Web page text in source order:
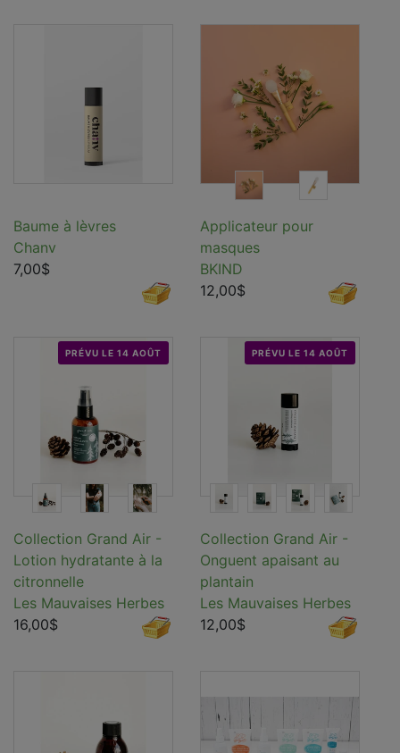
Baume à lèvres
Chanv
7,00$
Applicateur pour
masques
BKIND
12,00$
PRÉVU LE 14 AOÛT
Collection Grand Air -
Lotion hydratante à la
citronnelle
Les Mauvaises Herbes
16,00$
PRÉVU LE 14 AOÛT
Collection Grand Air -
Onguent apaisant au
plantain
Les Mauvaises Herbes
12,00$